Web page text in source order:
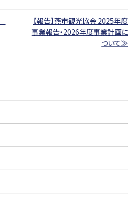
【報告】燕市観光協会 2025年度
事業報告・2026年度事業計画に
ついて≫